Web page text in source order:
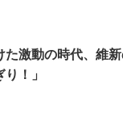
た激動の時代、維
！」